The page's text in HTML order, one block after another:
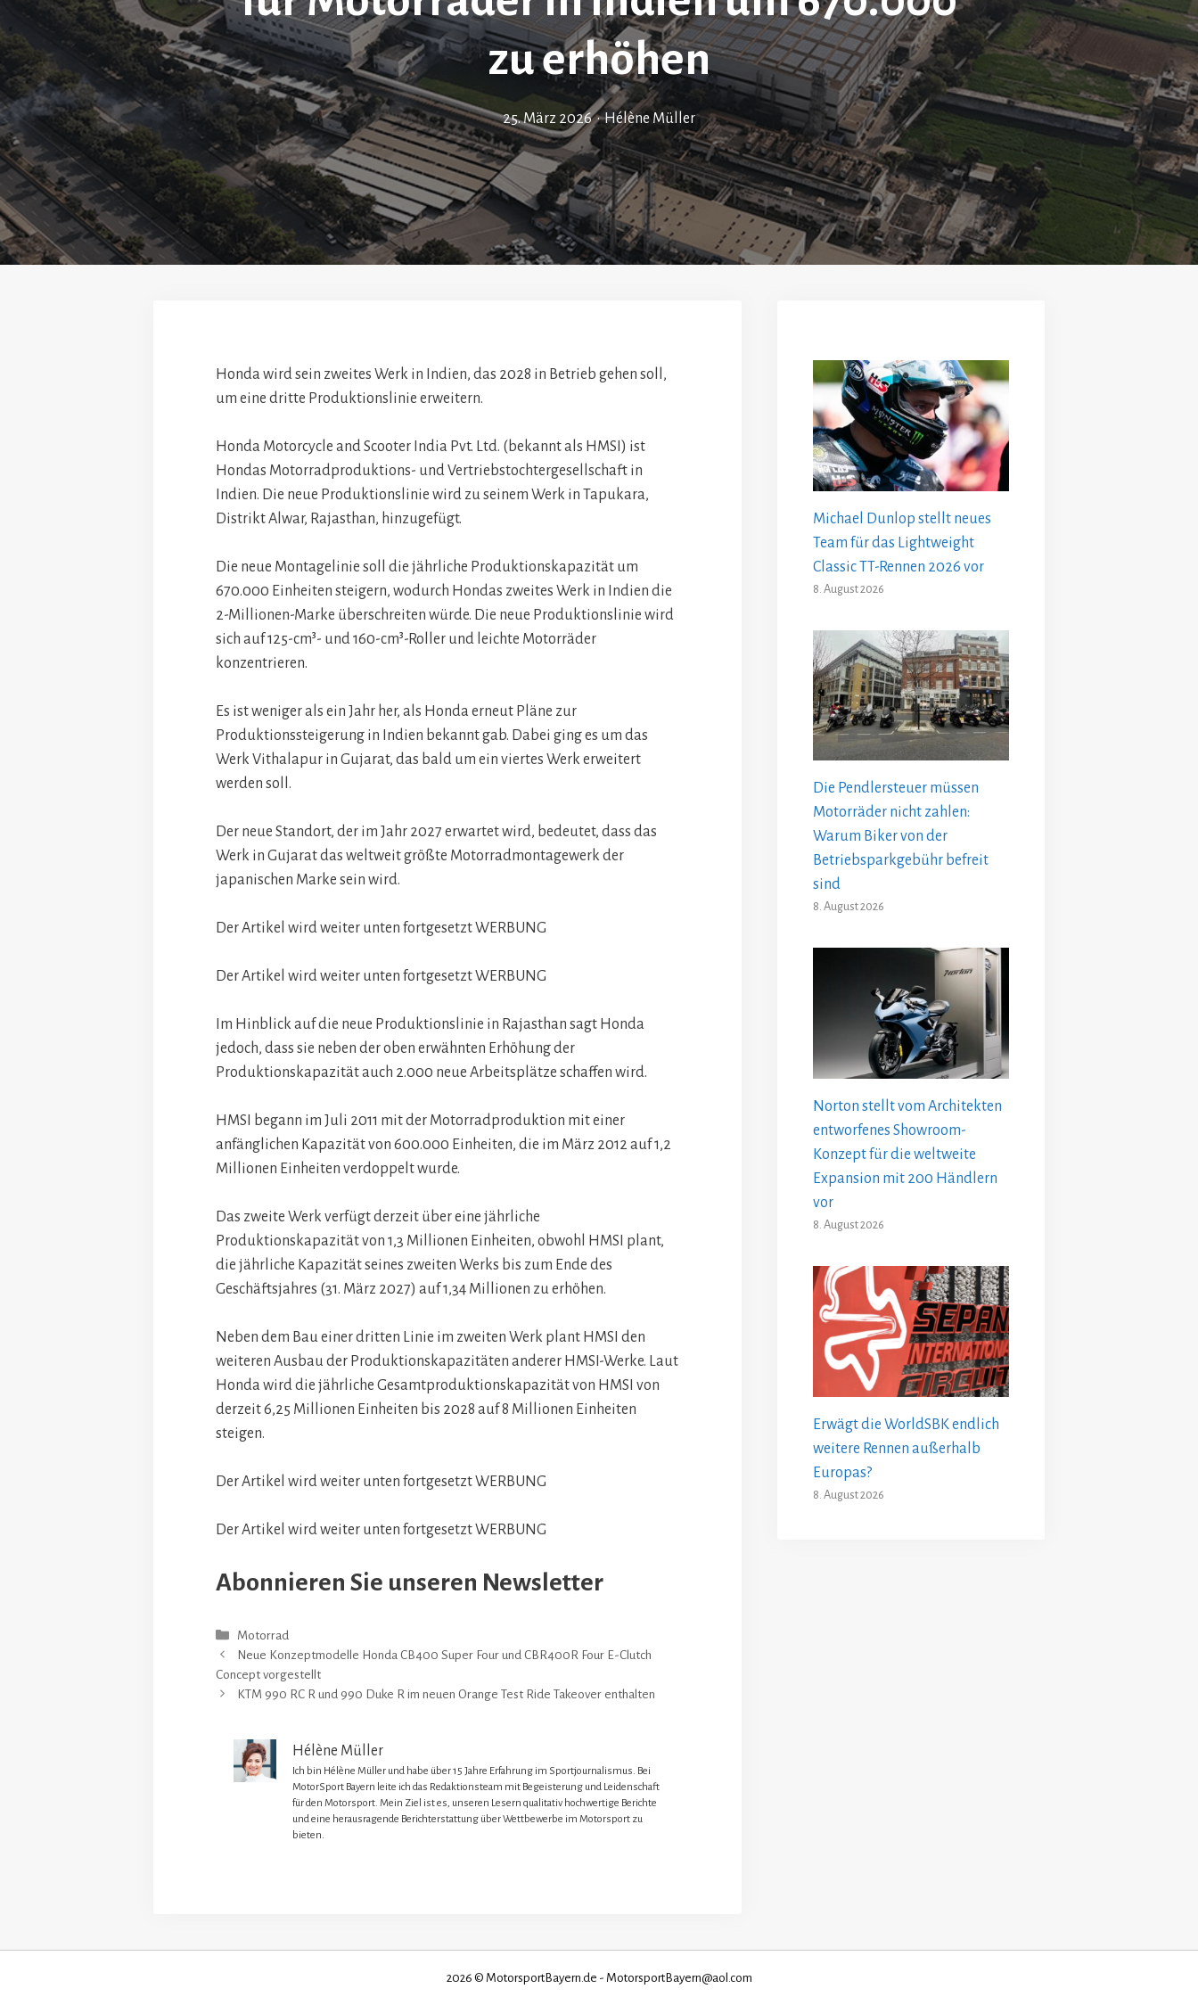
zu erhöhen
25. März 2026 • Hélène Müller
Honda wird sein zweites Werk in Indien, das 2028 in Betrieb gehen soll,
um eine dritte Produktionslinie erweitern.
Honda Motorcycle and Scooter India Pvt. Ltd. (bekannt als HMSI) ist
Hondas Motorradproduktions- und Vertriebstochtergesellschaft in
Indien. Die neue Produktionslinie wird zu seinem Werk in Tapukara,
Distrikt Alwar, Rajasthan, hinzugefügt.
Die neue Montagelinie soll die jährliche Produktionskapazität um
670.000 Einheiten steigern, wodurch Hondas zweites Werk in Indien die
2-Millionen-Marke überschreiten würde. Die neue Produktionslinie wird
sich auf 125-cm³- und 160-cm³-Roller und leichte Motorräder
konzentrieren.
Es ist weniger als ein Jahr her, als Honda erneut Pläne zur
Produktionssteigerung in Indien bekannt gab. Dabei ging es um das
Werk Vithalapur in Gujarat, das bald um ein viertes Werk erweitert
werden soll.
Der neue Standort, der im Jahr 2027 erwartet wird, bedeutet, dass das
Werk in Gujarat das weltweit größte Motorradmontagewerk der
japanischen Marke sein wird.
Der Artikel wird weiter unten fortgesetztWERBUNG
Der Artikel wird weiter unten fortgesetztWERBUNG
Im Hinblick auf die neue Produktionslinie in Rajasthan sagt Honda
jedoch, dass sie neben der oben erwähnten Erhöhung der
Produktionskapazität auch 2.000 neue Arbeitsplätze schaffen wird.
HMSI begann im Juli 2011 mit der Motorradproduktion mit einer
anfänglichen Kapazität von 600.000 Einheiten, die im März 2012 auf 1,2
Millionen Einheiten verdoppelt wurde.
Das zweite Werk verfügt derzeit über eine jährliche
Produktionskapazität von 1,3 Millionen Einheiten, obwohl HMSI plant,
die jährliche Kapazität seines zweiten Werks bis zum Ende des
Geschäftsjahres (31. März 2027) auf 1,34 Millionen zu erhöhen.
Neben dem Bau einer dritten Linie im zweiten Werk plant HMSI den
weiteren Ausbau der Produktionskapazitäten anderer HMSI-Werke. Laut
Honda wird die jährliche Gesamtproduktionskapazität von HMSI von
derzeit 6,25 Millionen Einheiten bis 2028 auf 8 Millionen Einheiten
steigen.
Der Artikel wird weiter unten fortgesetztWERBUNG
Der Artikel wird weiter unten fortgesetztWERBUNG
Abonnieren Sie unseren Newsletter
Kategorien
Motorrad
Neue Konzeptmodelle Honda CB400 Super Four und CBR400R Four E-Clutch
Concept vorgestellt
KTM 990 RC R und 990 Duke R im neuen Orange Test Ride Takeover enthalten
Hélène Müller
Ich bin Hélène Müller und habe über 15 Jahre Erfahrung im Sportjournalismus. Bei
MotorSport Bayern leite ich das Redaktionsteam mit Begeisterung und Leidenschaft
für den Motorsport. Mein Ziel ist es, unseren Lesern qualitativ hochwertige Berichte
und eine herausragende Berichterstattung über Wettbewerbe im Motorsport zu
bieten.
Michael Dunlop stellt neues
Team für das Lightweight
Classic TT-Rennen 2026 vor
8. August 2026
Die Pendlersteuer müssen
Motorräder nicht zahlen:
Warum Biker von der
Betriebsparkgebühr befreit
sind
8. August 2026
Norton stellt vom Architekten
entworfenes Showroom-
Konzept für die weltweite
Expansion mit 200 Händlern
vor
8. August 2026
Erwägt die WorldSBK endlich
weitere Rennen außerhalb
Europas?
8. August 2026
2026 © MotorsportBayern.de - MotorsportBayern@aol.com